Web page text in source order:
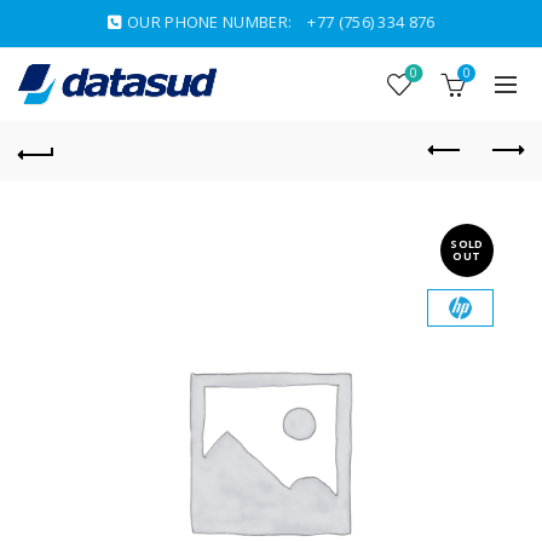
OUR PHONE NUMBER: +77 (756) 334 876
0 0
SOLD
OUT